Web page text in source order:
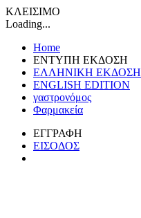
ΚΛΕΙΣΙΜΟ
Loading...
Home
ΕΝΤΥΠΗ ΕΚΔΟΣΗ
ΕΛΛΗΝΙΚΗ ΕΚΔΟΣΗ
ENGLISH EDITION
γαστρονόμος
Φαρμακεία
ΕΓΓΡΑΦΗ
ΕΙΣΟΔΟΣ